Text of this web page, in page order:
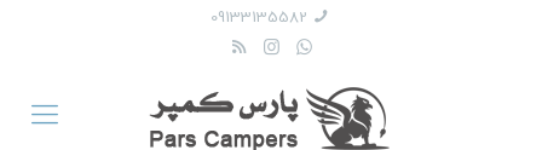
09133135582